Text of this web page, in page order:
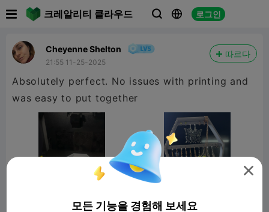
크레알리티 클라우드   로그인
Cheyenne Shelton
21:55 11-25-2025
따르다
Absolutely perfect. No issues with printing and
was easy to put together

모든 기능을 경험해 보세요